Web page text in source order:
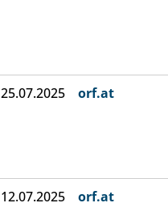
25.07.2025 orf.at
12.07.2025 orf.at